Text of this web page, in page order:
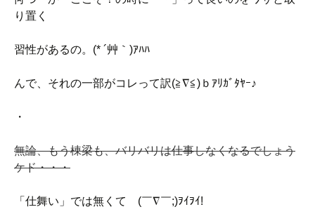
り置く
習性があるの。(* ´艸｀)ｱﾊﾊ
んで、それの一部がコレって訳(≧∇≦)ｂｱﾘｶﾞﾀﾔｰ♪
・
無論、もう棟梁も、バリバリは仕事しなくなるでしょう
ケド・・・
「仕舞い」では無くてゞ(￣∇￣;)ｦｲｦｲ!